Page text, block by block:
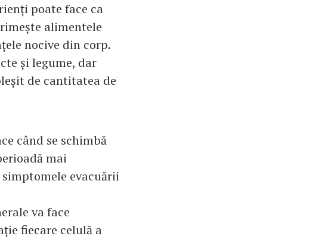
poate face ca
alimentele
nocive din corp.
și legume, dar
de cantitatea de
când se schimbă
mai
evacuării
va face
fiecare celulă a